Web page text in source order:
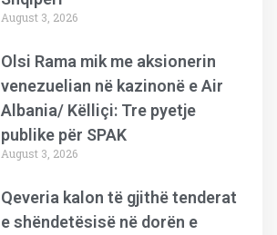
August 3, 2026
Olsi Rama mik me aksionerin
venezuelian në kazinonë e Air
Albania/ Këlliçi: Tre pyetje
publike për SPAK
August 3, 2026
Qeveria kalon të gjithë tenderat
e shëndetësisë në dorën e